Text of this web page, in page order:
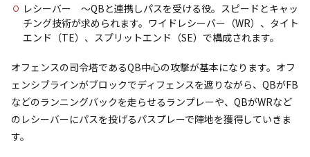
レシーバー 〜QBと連携しパスを受ける役。スピードとキャッ
チング技術が求められます。ワイドレシーバー（WR）、タイト
エンド（TE）、スプリットエンド（SE）で構成されます。
オフェンスの司令塔であるQB中心の攻撃が基本になります。オフ
ェンシブラインがブロックでディフェンスを遮りながら、QBがFB
などのランニングバックを走らせるランプレーや、QBがWRなど
のレシーバーにパスを投げるパスプレーで陣地を獲得していきま
す。